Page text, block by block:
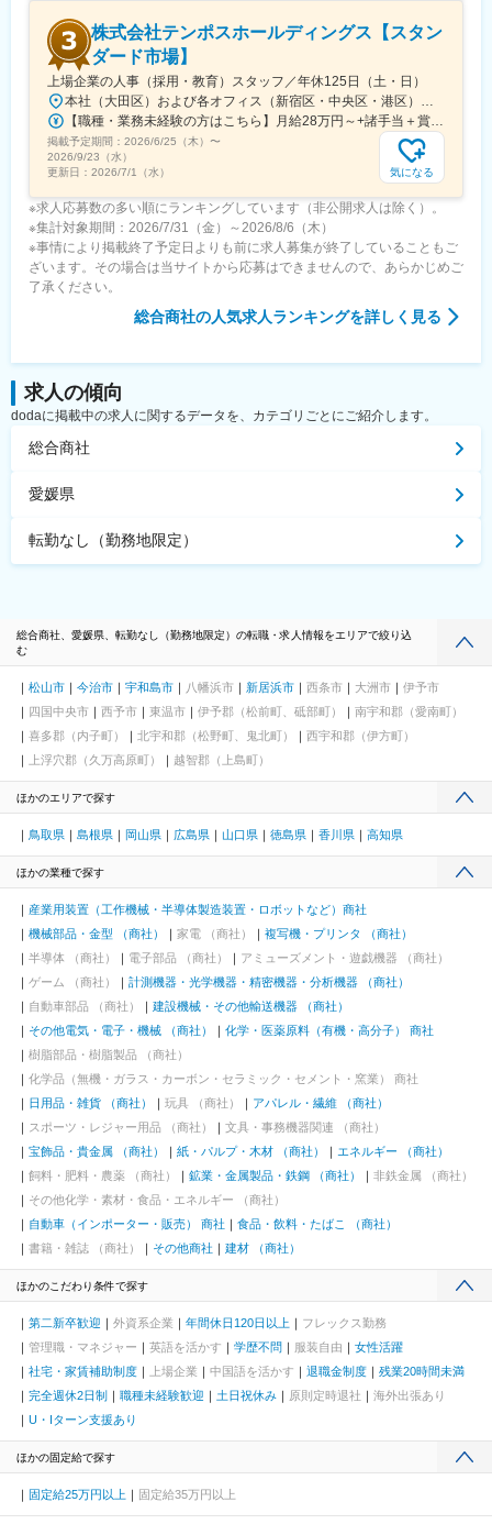
株式会社テンポスホールディングス【スタン
ダード市場】
上場企業の人事（採用・教育）スタッフ／年休125日（土・日）
本社（大田区）および各オフィス（新宿区・中央区・港区）勤務※転勤なし/交通アクセス良好※原則は本社（大田区）もしくは新宿オフィス勤務となります■本社/東京都大田区東蒲田2-30-17 サンユー東蒲田ビル7階＜交通アクセス＞・京浜急行電鉄「京急蒲田駅」より徒歩3分・JR各線・東急「蒲田駅」より徒歩13分■新宿オフィス/東京都新宿区新宿1-8-1 大橋御苑駅ビル5階＜交通アクセス＞・東京メトロ丸ノ内線「新宿御苑前駅」より徒歩1分・各線「新宿三丁目駅」より徒歩10分・各線「新宿駅」より徒歩14分■築地オフィス/東京都中央区築地4-14-19 ヨンキュウ東京築地ビル＜交通アクセス＞・東京メトロ日比谷線「築地駅」より徒歩4分・都営大江戸線「築地市場駅」より徒歩5分・都営浅草線/東京メトロ日比谷線「東銀座駅」より徒歩6分■港区オフィス/東京都港区芝4-9-1 オーキッドプレイス芝4丁目ビル8F<交通アクセス>・都営三田線/都営浅草線「三田駅」より徒歩4分・JR「田町駅」より徒歩8分・都営三田線「芝公園駅」より徒歩9分
【職種・業務未経験の方はこちら】月給28万円～+諸手当＋賞与年2回※上記は固定残業代20時間（37,180円～）を含んだ金額です【職種・業界経験のなる方はこちら】月給30万円～+諸手当＋賞与年2回※上記は固定残業代20時間（39,820円～）を含んだ金額です※試用期間3ヶ月（月給28万円／固定残業代：20時間37,180円含）※年齢、経験などを考慮の上、決定します※固定残業時間を超えた分は別途全額支給いたします
掲載予定期間： 2026/6/25（木） 〜
2026/9/23（水）
更新日： 2026/7/1（水） 気になる
※求人応募数の多い順にランキングしています（非公開求人は除く）。
※集計対象期間：2026/7/31（金）～2026/8/6（木）
※事情により掲載終了予定日よりも前に求人募集が終了していることもご
ざいます。その場合は当サイトから応募はできませんので、あらかじめご
了承ください。
総合商社の人気求人ランキングを詳しく見る
求人の傾向
dodaに掲載中の求人に関するデータを、カテゴリごとにご紹介します。
総合商社
愛媛県
転勤なし（勤務地限定）
総合商社、愛媛県、転勤なし（勤務地限定）の転職・求人情報をエリアで絞り込
む
松山市 今治市 宇和島市 八幡浜市 新居浜市 西条市 大洲市
伊予市
四国中央市
西予市 東温市 伊予郡（松前町、砥部町）
南宇和郡（愛南町）
喜多郡（内子町）
北宇和郡（松野町、鬼北町）
西宇和郡（伊方町）
上浮穴郡（久万高原町）
越智郡（上島町）
ほかのエリアで探す
鳥取県 島根県 岡山県 広島県 山口県 徳島県 香川県 高知県
ほかの業種で探す
産業用装置（工作機械・半導体製造装置・ロボットなど）商社
機械部品・金型 （商社）
家電 （商社）
複写機・プリンタ （商社）
半導体 （商社）
電子部品 （商社）
アミューズメント・遊戯機器 （商社）
ゲーム （商社）
計測機器・光学機器・精密機器・分析機器 （商社）
自動車部品 （商社）
建設機械・その他輸送機器 （商社）
その他電気・電子・機械 （商社）
化学・医薬原料（有機・高分子） 商社
樹脂部品・樹脂製品 （商社）
化学品（無機・ガラス・カーボン・セラミック・セメント・窯業） 商社
日用品・雑貨 （商社）
玩具 （商社）
アパレル・繊維 （商社）
スポーツ・レジャー用品 （商社）
文具・事務機器関連 （商社）
宝飾品・貴金属 （商社）
紙・パルプ・木材 （商社）
エネルギー （商社）
飼料・肥料・農薬 （商社）
鉱業・金属製品・鉄鋼 （商社）
非鉄金属 （商社）
その他化学・素材・食品・エネルギー （商社）
自動車（インポーター・販売） 商社
食品・飲料・たばこ （商社）
書籍・雑誌 （商社）
その他商社 建材 （商社）
ほかのこだわり条件で探す
第二新卒歓迎 外資系企業 年間休日120日以上
フレックス勤務
管理職・マネジャー
英語を活かす 学歴不問 服装自由
女性活躍
社宅・家賃補助制度
上場企業 中国語を活かす 退職金制度
残業20時間未満
完全週休2日制
職種未経験歓迎 土日祝休み 原則定時退社
海外出張あり
U・Iターン支援あり
ほかの固定給で探す
固定給25万円以上 固定給35万円以上